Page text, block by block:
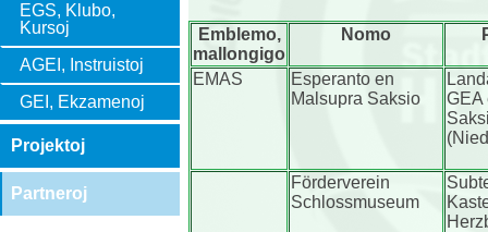
EGS, Klubo,
Kursoj
AGEI, Instruistoj
GEI, Ekzamenoj
Projektoj
Partneroj
Emblemo,
mallongigo
Nomo
EMAS
Esperanto en
Malsupra Saksio
GEA
Förderverein
Schlossmuseum